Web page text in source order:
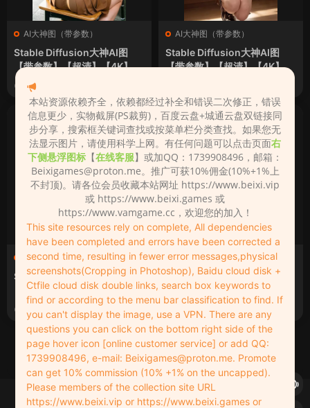
AI大神图（带参数）
Stable Diffusion大神AI图
【带参数】【超清】【4K】
2023-05-23
AI大神图（带参数）
Stable Diffusion大神AI图
【带参数】【超清】【4K】
AI大神图（带参数）
Stable Diffusion大神AI图
【带参数】【超清】【4K】
2023-05-23
AI大神图（带参数）
Stable Diffusion大神AI图
【带参数】【超清】【4K】
2023-05-23
1 2 3 下一页
Copyleft © 2022-2026 beixi.vip - All Rights Freedom！
本站资源依赖齐全，依赖都经过补全和错误二次修正，错误
信息更少，实物截屏(PS裁剪)，百度云盘+城通云盘双链接同
步分享，搜索框关键词查找或按菜单栏分类查找。如果您无
法显示图片，请使用科学上网。有任何问题可以点击页面右
下侧悬浮图标 【在线客服】或加QQ：1739908496，邮箱：
Beixigames@proton.me。推广可获10%佣金(10%+1%上
不封顶)。请各位会员收藏本站网址 https://www.beixi.vip
或 https://www.beixi.games 或
https://www.vamgame.cc，欢迎您的加入！
This site resources rely on complete, All dependencies
have been completed and errors have been corrected a
second time, resulting in fewer error messages,physical
screenshots(Cropping in Photoshop), Baidu cloud disk +
Ctfile cloud disk double links, search box keywords to
find or according to the menu bar classification to find. If
you can't display the image, use a VPN. There are any
questions you can click on the bottom right side of the
page hover icon [online customer service] or add QQ:
1739908496, e-mail: Beixigames@proton.me. Promote
can get 10% commission (10% +1% on the uncapped).
Please members of the collection site URL
https://www.beixi.vip or https://www.beixi.games or